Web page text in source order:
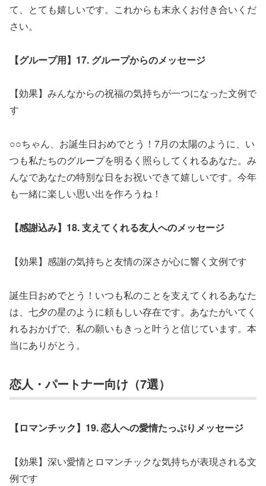
て、とても嬉しいです。これからも末永くお付き合いくだ
さい。
【グループ用】17. グループからのメッセージ
【効果】みんなからの祝福の気持ちが一つになった文例で
す
○○ちゃん、お誕生日おめでとう！7月の太陽のように、い
つも私たちのグループを明るく照らしてくれるあなた。み
んなであなたの特別な日をお祝いできて嬉しいです。今年
も一緒に楽しい思い出を作ろうね！
【感謝込み】18. 支えてくれる友人へのメッセージ
【効果】感謝の気持ちと友情の深さが心に響く文例です
誕生日おめでとう！いつも私のことを支えてくれるあなた
は、七夕の星のように頼もしい存在です。あなたがいてく
れるおかげで、私の願いもきっと叶うと信じています。本
当にありがとう。
恋人・パートナー向け（7選）
【ロマンチック】19. 恋人への愛情たっぷりメッセージ
【効果】深い愛情とロマンチックな気持ちが表現される文
例です